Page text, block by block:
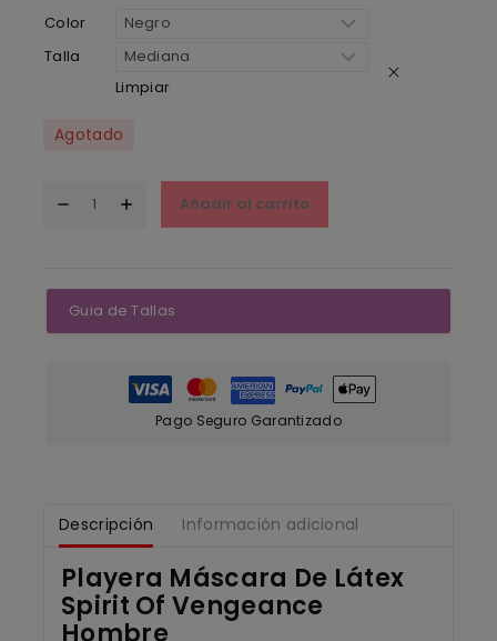
Color
Talla
Limpiar
Agotado
Añadir al carrito
Guia de Tallas
Pago Seguro Garantizado
Descripción Información adicional
Playera Máscara De Látex
Spirit Of Vengeance
Hombre